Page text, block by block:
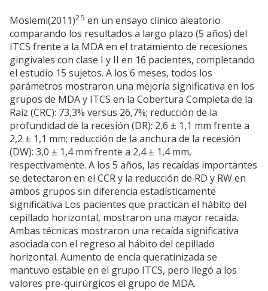
Moslemi(2011)25 en un ensayo clínico aleatorio
comparando los resultados a largo plazo (5 años) del
ITCS frente a la MDA en el tratamiento de recesiones
gingivales con clase I y II en 16 pacientes, completando
el estudio 15 sujetos. A los 6 meses, todos los
parámetros mostraron una mejoría significativa en los
grupos de MDA y ITCS en la Cobertura Completa de la
Raíz (CRC): 73,3% versus 26,7%; reducción de la
profundidad de la recesión (DR): 2,6 ± 1,1 mm frente a
2,2 ± 1,1 mm; reducción de la anchura de la recesión
(DW): 3,0 ± 1,4 mm frente a 2,4 ± 1,4 mm,
respectivamente. A los 5 años, las recaídas importantes
se detectaron en el CCR y la reducción de RD y RW en
ambos grupos sin diferencia estadísticamente
significativa Los pacientes que practican el hábito del
cepillado horizontal, mostraron una mayor recaída.
Ambas técnicas mostraron una recaída significativa
asociada con el regreso al hábito del cepillado
horizontal. Aumento de encía queratinizada se
mantuvo estable en el grupo ITCS, pero llegó a los
valores pre-quirúrgicos el grupo de MDA.